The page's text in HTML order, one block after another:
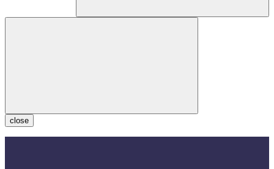
close